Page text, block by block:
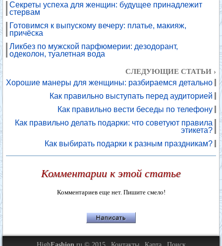
Секреты успеха для женщин: будущее принадлежит
стервам
Готовимся к выпускому вечеру: платье, макияж,
причёска
Ликбез по мужской парфюмерии: дезодорант,
одеколон, туалетная вода
СЛЕДУЮЩИЕ СТАТЬИ ›
Хорошие манеры для женщины: разбираемся детально
Как правильно выступать перед аудиторией
Как правильно вести беседы по телефону
Как правильно делать подарки: что советуют правила
этикета?
Как выбирать подарки к разным праздникам?
Комментарии к этой статье
Комментариев еще нет. Пишите смело!